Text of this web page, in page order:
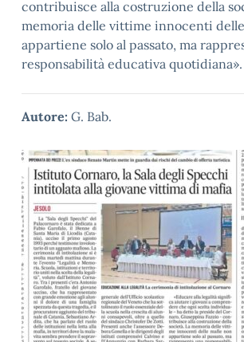
contribuisce alla costruzione della
memoria delle vittime innocenti
appartiene solo al passato, ma
responsabilità educativa quotidiana».
Autore: G. Bab.